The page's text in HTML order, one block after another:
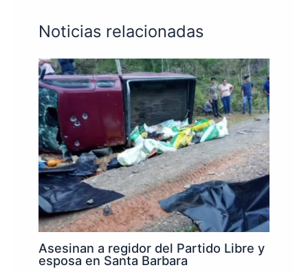
Noticias relacionadas
Asesinan a regidor del Partido Libre y
esposa en Santa Barbara